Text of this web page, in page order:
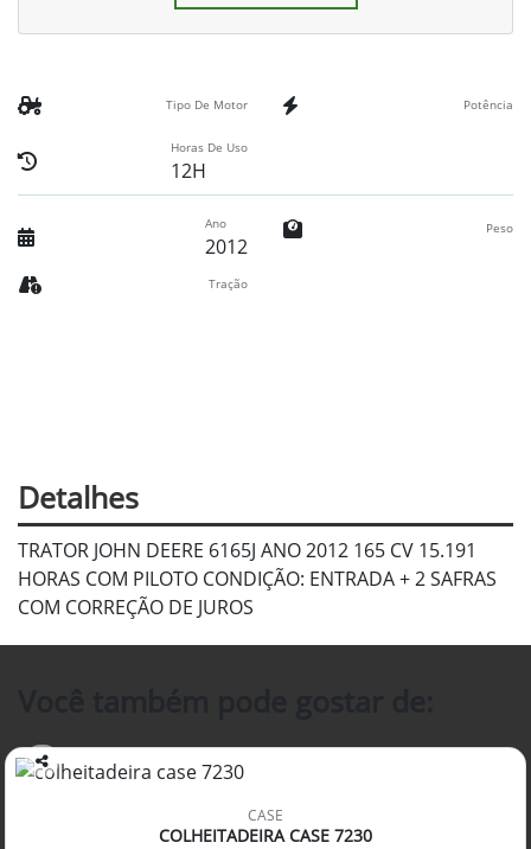
Tipo De Motor Potência
Horas De Uso
12H
Ano
2012
Peso
Tração
Detalhes
TRATOR JOHN DEERE 6165J ANO 2012 165 CV 15.191
HORAS COM PILOTO CONDIÇÃO: ENTRADA + 2 SAFRAS
COM CORREÇÃO DE JUROS
Co
CASE
COLHEITADEIRA CASE 7230